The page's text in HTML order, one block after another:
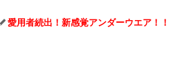
愛用者続出！新感覚アンダーウエア！！